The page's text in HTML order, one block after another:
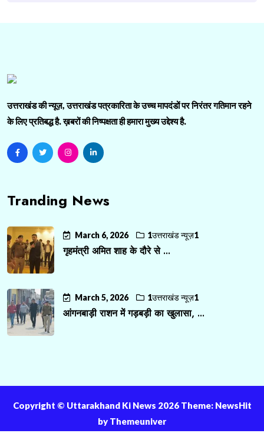
उत्तराखंड की न्यूज़, उत्तराखंड पत्रकारिता के उच्च मापदंडों पर निरंतर गतिमान रहने
के लिए प्रतिबद्ध है. ख़बरों की निष्पक्षता ही हमारा मुख्य उद्देश्य है.
Tranding News
March 6, 2026 1उत्तराखंड न्यूज़1
गृहमंत्री अमित शाह के दौरे से ...
March 5, 2026 1उत्तराखंड न्यूज़1
आंगनबाड़ी राशन में गड़बड़ी का खुलासा, ...
Copyright ©️ Uttarakhand Ki News 2026 Theme: NewsHit
by Themeuniver